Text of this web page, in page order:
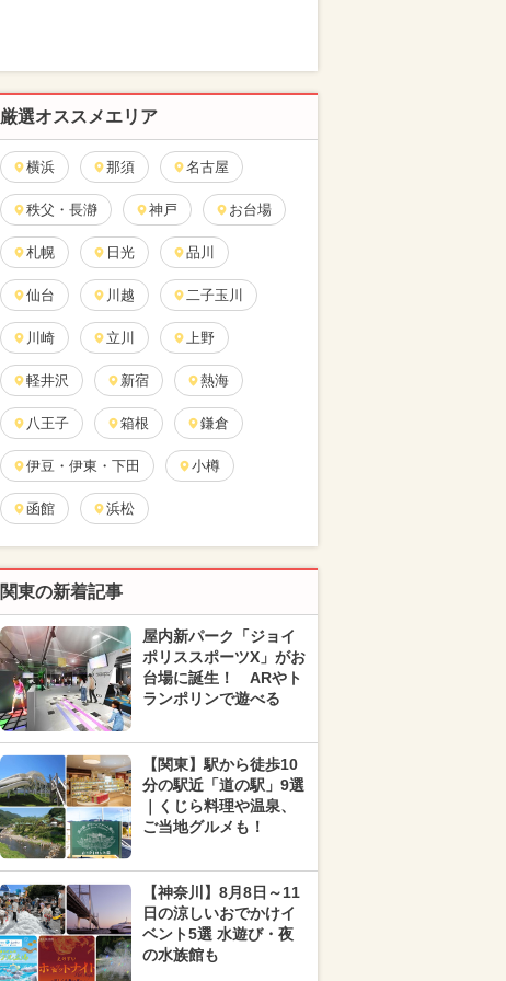
厳選オススメエリア
横浜 那須 名古屋
秩父・長瀞 神戸 お台場
札幌 日光 品川
仙台 川越 二子玉川
川崎 立川 上野
軽井沢 新宿 熱海
八王子 箱根 鎌倉
伊豆・伊東・下田 小樽
函館 浜松
関東の新着記事
屋内新パーク「ジョイ
ポリススポーツX」がお
台場に誕生！ ARやト
ランポリンで遊べる
【関東】駅から徒歩10
分の駅近「道の駅」9選
｜くじら料理や温泉、
ご当地グルメも！
【神奈川】8月8日～11
日の涼しいおでかけイ
ベント5選 水遊び・夜
の水族館も